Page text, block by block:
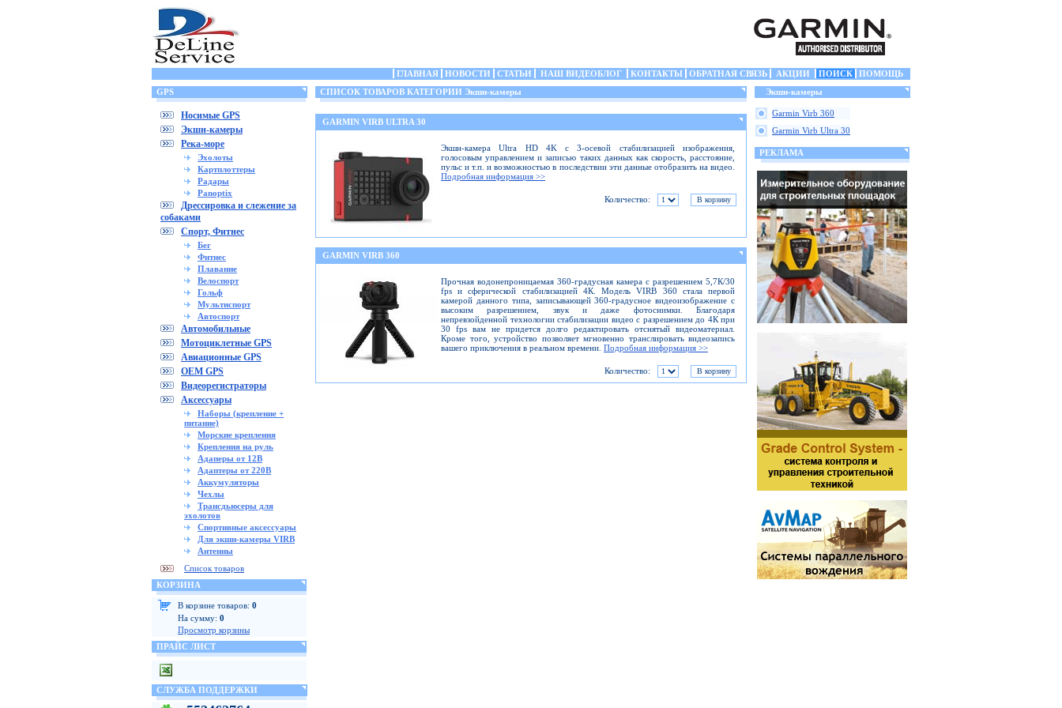
ГЛАВНАЯ НОВОСТИ СТАТЬИ НАШ ВИДЕОБЛОГ КОНТАКТЫ ОБРАТНАЯ СВЯЗЬ АКЦИИ ПОИСК
ПОМОЩЬ
GPS
Носимые GPS
Экшн-камеры
Река-море
Эхолоты
Картплоттеры
Радары
Panoptix
Дрессировка и слежение за
собаками
Спорт, Фитнес
Бег
Фитнес
Плавание
Велоспорт
Гольф
Мультиспорт
Автоспорт
Автомобильные
Мотоциклетные GPS
Авиационные GPS
OEM GPS
Видеорегистраторы
Аксессуары
Наборы (крепление +
питание)
Морские крепления
Крепления на руль
Адаперы от 12В
Адаптеры от 220В
Аккумуляторы
Чехлы
Трансдьюсеры для
эхолотов
Спортивные аксессуары
Для экшн-камеры VIRB
Антенны
Список товаров
КОРЗИНА
В корзине товаров: 0
На сумму: 0
Просмотр корзины
ПРАЙС ЛИСТ
СЛУЖБА ПОДДЕРЖКИ
СПИСОК ТОВАРОВ КАТЕГОРИИ Экшн-камеры
GARMIN VIRB ULTRA 30
Экшн-камера Ultra HD 4K с 3-осевой стабилизацией изображения,
голосовым управлением и записью таких данных как скорость, расстояние,
пульс и т.п. и возможностью в последствии эти данные отобразить на видео.
Подробная информация >>
Количество:
GARMIN VIRB 360
Прочная водонепроницаемая 360-градусная камера с разрешением 5,7К/30
fps и сферической стабилизацией 4К. Модель VIRB 360 стала первой
камерой данного типа, записывающей 360-градусное видеоизображение с
высоким разрешением, звук и даже фотоснимки. Благодаря
непревзойденной технологии стабилизации видео с разрешением до 4К при
30 fps вам не придется долго редактировать отснятый видеоматериал.
Кроме того, устройство позволяет мгновенно транслировать видеозапись
вашего приключения в реальном времени. Подробная информация >>
Количество:
Экшн-камеры
Garmin Virb 360
Garmin Virb Ultra 30
РЕКЛАМА